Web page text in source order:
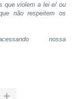
que violem a lei e/ ou
não respeitem os
nossa